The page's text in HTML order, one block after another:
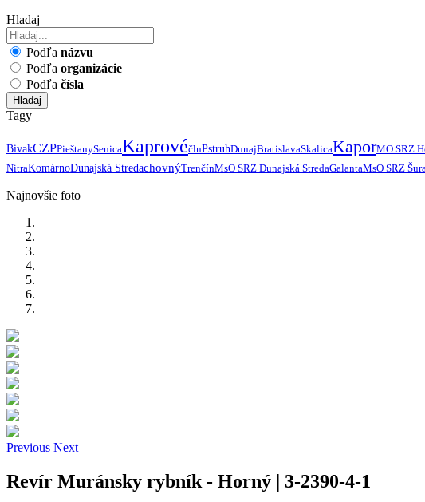
Hladaj
Podľa názvu
Podľa organizácie
Podľa čísla
Hladaj
Tagy
BivakCZPPieštanySenicaKaprovéčlnPstruhDunajBratislavaSkalicaKaporMO SRZ
NitraKomárnoDunajská StredachovnýTrenčínMsO SRZ Dunajská StredaGalantaMsO SRZ
Najnovšie foto
Previous Next
Revír Muránsky rybník - Horný | 3-2390-4-1